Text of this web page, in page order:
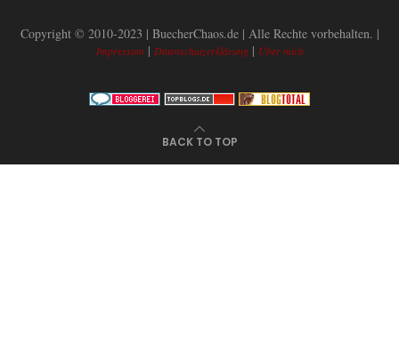
Copyright © 2010-2023 | BuecherChaos.de | Alle Rechte vorbehalten. |
Impressum | Datenschutzerklärung| Über mich
BACK TO TOP